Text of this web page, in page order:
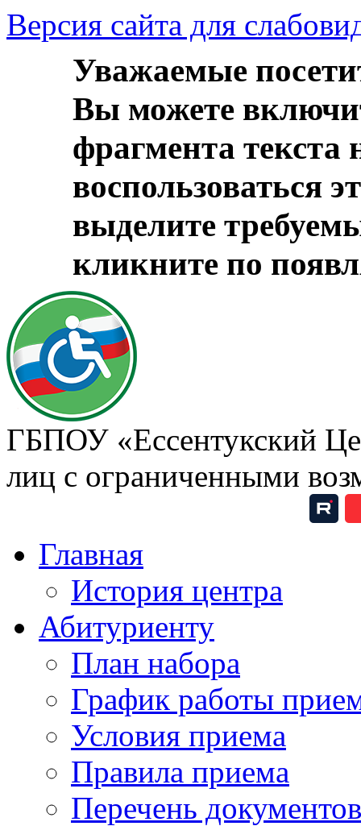
Версия сайта для
Уважаемые
Вы можете
фрагмента
воспользоваться
выделите
кликните по
ГБПОУ «Ессентукский
лиц с ограниченными
Главная
История центра
Абитуриенту
План набора
График работы
Условия приема
Правила приема
Перечень документов